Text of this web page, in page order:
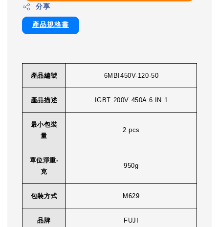
分享
產品規格書
產品編號 6MBI450V-120-50
產品描述 IGBT 200V 450A 6 IN 1
最小包裝
量
2 pcs
單位淨重-
克
950g
包裝方式 M629
品牌 FUJI